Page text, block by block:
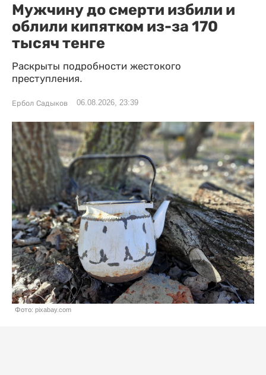
Мужчину до смерти избили и
облили кипятком из-за 170
тысяч тенге
Раскрыты подробности жестокого
преступления.
Ербол Садыков 06.08.2026, 23:39
Фото: pixabay.com